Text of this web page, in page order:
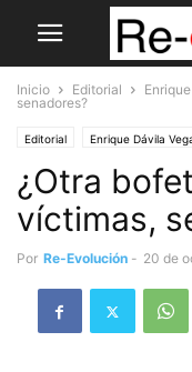
Inicio Editorial
senadores?
Editorial Enrique Dávila
¿Otra
víctimas,
Por Re-Evolución - 20 de